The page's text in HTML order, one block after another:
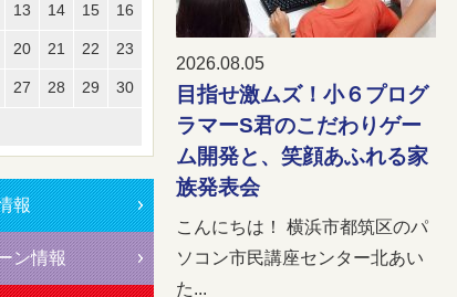
2026.08.05
目指せ激ムズ！小６プログ
ラマーS君のこだわりゲー
ム開発と、笑顔あふれる家
族発表会
こんにちは！ 横浜市都筑区のパ
ソコン市民講座センター北あい
た...
13 14 15 16
20 21 22 23
27 28 29 30
報
ン情報